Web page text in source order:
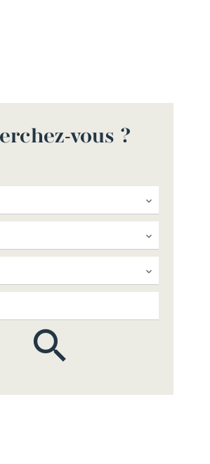
vous ?